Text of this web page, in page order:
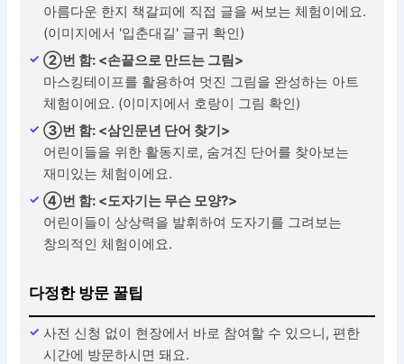
아름다운 한지 책갈피에 직접 글을 써보는 체험이에요.
(이미지에서 '입춘대길' 글귀 확인)
②번 함: <손끝으로 만드는 그림>
마스킹테이프를 활용하여 멋진 그림을 완성하는 아트
체험이에요. (이미지에서 호랑이 그림 확인)
③번 함: <삼인문년 단어 찾기>
어린이들을 위한 활동지로, 숨겨진 단어를 찾아보는
재미있는 체험이에요.
④번 함: <도자기는 무슨 모양?>
어린이들이 상상력을 발휘하여 도자기를 그려보는
창의적인 체험이에요.
다정한 방문 꿀팁
사전 신청 없이 현장에서 바로 참여할 수 있으니, 편한
시간에 방문하시면 돼요.